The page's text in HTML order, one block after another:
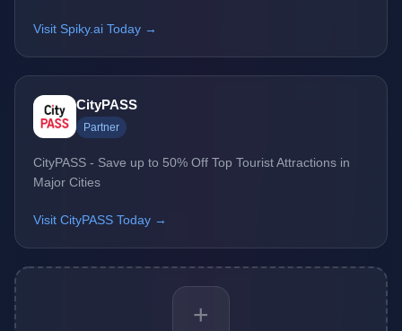
Visit Spiky.ai Today →
CityPASS
Partner
CityPASS - Save up to 50% Off Top Tourist Attractions in
Major Cities
Visit CityPASS Today →
+